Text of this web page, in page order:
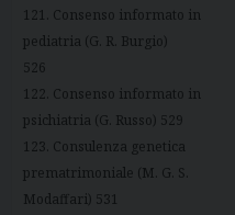
121. Consenso informato in
pediatria (G. R. Burgio)
526
122. Consenso informato in
psichiatria (G. Russo) 529
123. Consulenza genetica
prematrimoniale (M. G. S.
Modaffari) 531